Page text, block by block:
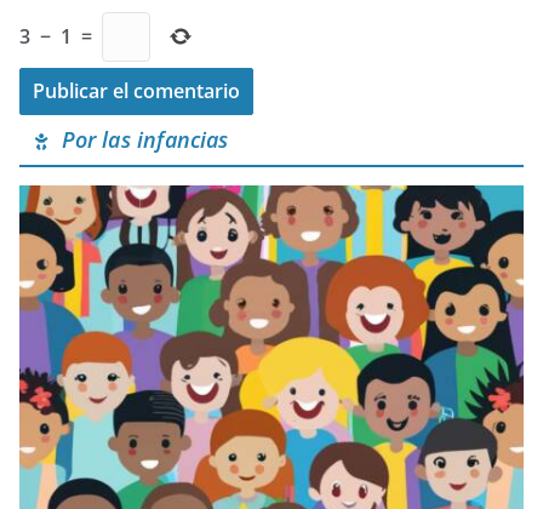
3 − 1 =
Por las infancias